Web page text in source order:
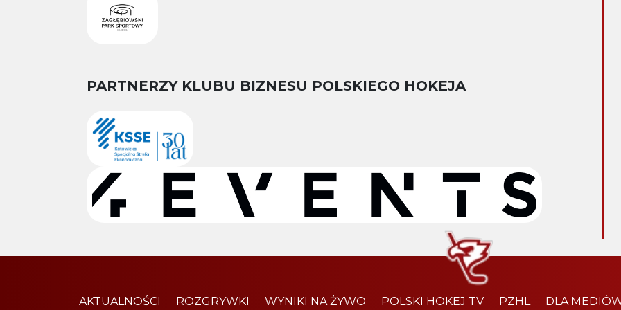
PARTNERZY KLUBU BIZNESU POLSKIEGO HOKEJA
AKTUALNOŚCI ROZGRYWKI WYNIKI NA ŻYWO POLSKI HOKEJ TV PZHL DLA